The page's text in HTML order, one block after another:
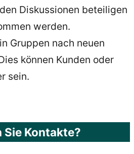
Diskussionen beteiligen
werden.
Gruppen nach neuen
können Kunden oder
sein.
Kontakte?